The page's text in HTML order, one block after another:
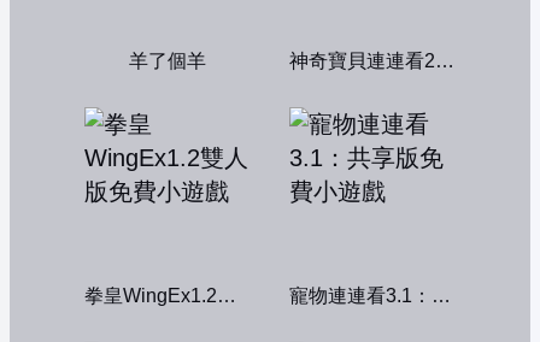
羊了個羊 神奇寶貝連連看2004
拳皇WingEx1.2雙人版 寵物連連看3.1：共享版